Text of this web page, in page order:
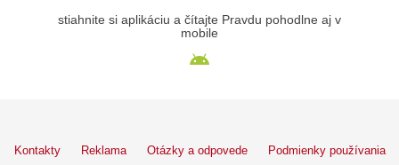
stiahnite si aplikáciu a čítajte Pravdu pohodlne aj v
mobile
Kontakty Reklama Otázky a odpovede Podmienky používania